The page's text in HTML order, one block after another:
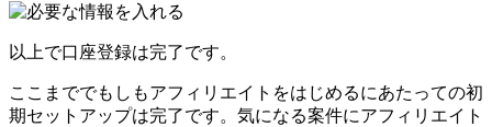
以上で口座登録は完了です。
ここまででもしもアフィリエイトをはじめるにあたっての初
期セットアップは完了です。気になる案件にアフィリエイト